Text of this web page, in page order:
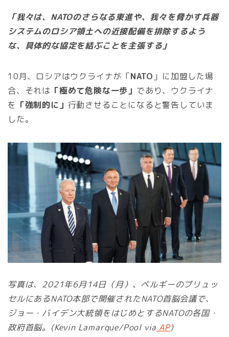
「我々は、NATOのさらなる東進や、我々を脅かす兵器
システムのロシア領土への近接配備を排除するよう
な、具体的な協定を結ぶことを主張する」
10月、ロシアはウクライナが「NATO 」に加盟した場
合、それは 「極めて危険な一歩」 であり、ウクライナ
を 「強制的に」 行動させることになると警告していま
した。
写真は、2021年6月14日（月）、ベルギーのブリュッ
セルにあるNATO本部で開催されたNATO首脳会議で、
ジョー・バイデン大統領をはじめとするNATOの各国・
政府首脳。(Kevin Lamarque/Pool via AP)